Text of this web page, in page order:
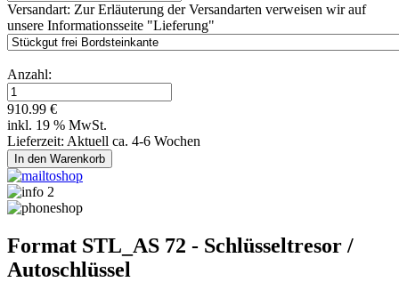
Versandart: Zur Erläuterung der Versandarten verweisen wir auf
unsere Informationsseite "Lieferung"
Anzahl:
910.99 €
inkl. 19 % MwSt.
Lieferzeit: Aktuell ca. 4-6 Wochen
Format STL_AS 72 - Schlüsseltresor /
Autoschlüssel